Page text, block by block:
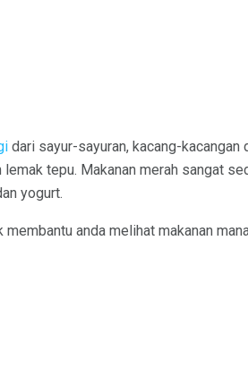
dari sayur-sayuran, kacang-kacangan
tepu. Makanan merah sangat
yogurt.
anda melihat makanan